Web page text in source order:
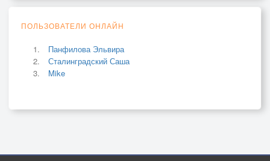
ПОЛЬЗОВАТЕЛИ ОНЛАЙН
Панфилова Эльвира
Сталинградский Саша
Mike